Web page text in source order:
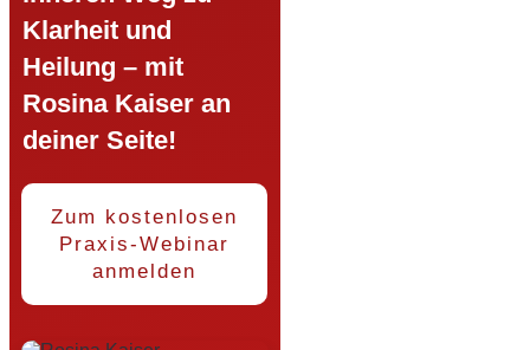
Klarheit und
Heilung – mit
Rosina Kaiser an
deiner Seite!
Zum kostenlosen
Praxis-Webinar
anmelden